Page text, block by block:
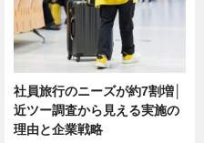
社員旅行のニーズが約7割増│
近ツー調査から見える実施の
理由と企業戦略